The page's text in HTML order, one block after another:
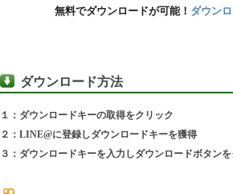
無料でダウンロードが可能！ ダウン
ダウンロード方法
１：ダウンロードキーの取得をクリック
２：LINE@に登録しダウンロードキーを獲得
３：ダウンロードキーを入力しダウンロードボタン